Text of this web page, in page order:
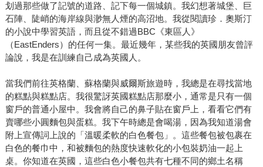
划過那些做了記號的道路、記下每一個城鎮。我幻想著城堡、巨
石陣、陡峭的海岸線與渺無人煙的高沼地。我從閱讀珍．奧斯汀
的小說中學習英語，而且從不錯過BBC《東區人》
（EastEnders）的任何一集。最近幾年，某些我的英國朋友曾評
論說，我是在訓練自己成為英國人。
當我們前往英格蘭、蘇格蘭與威爾斯旅遊時，我總是在尋找當地
的糕點與糕點店。我很驚訝英國糕點店那麼小，通常是只有一個
窗戶的普通小屋中。我會將自己的鼻子貼在窗戶上，看看它們有
賣哪些小圓麵包與蛋糕。我下午時總是會喝湯，因為我知道湯會
附上宣傳詞上說的「溫暖柔軟的白色餐包」。這些餐包被包裹在
白色的餐巾中，和被麵包的熱度快速軟化的小包裝奶油一起上
桌。你知道在英國，這些白色小餐包共有七種不同的鄉土名稱